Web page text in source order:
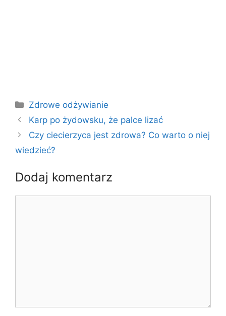
Kategorie
Zdrowe odżywianie
Karp po żydowsku, że palce lizać
Czy ciecierzyca jest zdrowa? Co warto o niej
wiedzieć?
Dodaj komentarz